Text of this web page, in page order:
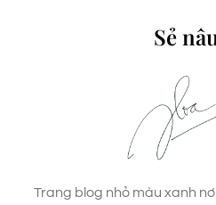
Sẻ
Trang blog nhỏ màu xanh